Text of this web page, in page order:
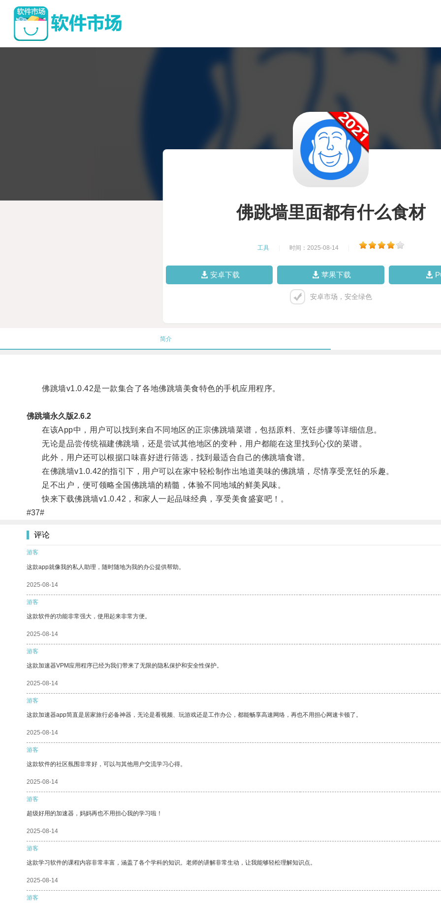
佛跳墙里面都有什么食材
工具 时间：2025-08-14
安卓下载 苹果下载
安卓市场，安全绿色
简介
佛跳墙v1.0.42是一款集合了各地佛跳墙美食特色的手机应用程序。
佛跳墙永久版2.6.2
在该App中，用户可以找到来自不同地区的正宗佛跳墙菜谱，包括原料、烹饪步骤等详细信息。
无论是品尝传统福建佛跳墙，还是尝试其他地区的变种，用户都能在这里找到心仪的菜谱。
此外，用户还可以根据口味喜好进行筛选，找到最适合自己的佛跳墙食谱。
在佛跳墙v1.0.42的指引下，用户可以在家中轻松制作出地道美味的佛跳墙，尽情享受烹饪的乐趣。
足不出户，便可领略全国佛跳墙的精髓，体验不同地域的鲜美风味。
快来下载佛跳墙v1.0.42，和家人一起品味经典，享受美食盛宴吧！。
#37#
评论
游客
这款app就像我的私人助理，随时随地为我的办公提供帮助。
2025-08-14
游客
这款软件的功能非常强大，使用起来非常方便。
2025-08-14
游客
这款加速器VPM应用程序已经为我们带来了无限的隐私保护和安全性保护。
2025-08-14
游客
这款加速器app简直是居家旅行必备神器，无论是看视频、玩游戏还是工作办公，都能畅享高速网络，再也不用担心网速卡顿了。
2025-08-14
游客
这款软件的社区氛围非常好，可以与其他用户交流学习心得。
2025-08-14
游客
超级好用的加速器，妈妈再也不用担心我的学习啦！
2025-08-14
游客
这款学习软件的课程内容非常丰富，涵盖了各个学科的知识。老师的讲解非常生动，让我能够轻松理解知识点。
2025-08-14
游客